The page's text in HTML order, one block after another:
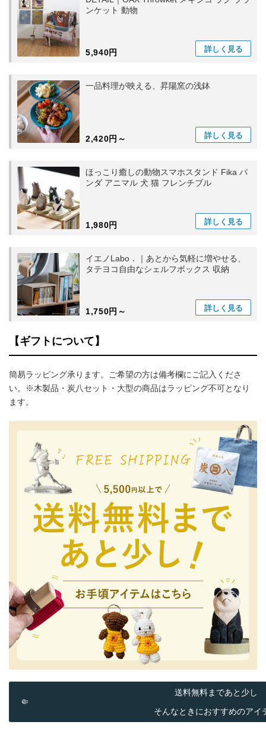
ンケット 動物
5,940円 詳しく 見る
一品料理が映える、昇陽窯の浅鉢
2,420円～ 詳しく 見る
ほっこり癒しの動物スマホスタンド Fika パ
ンダ アニマル 犬 猫 フレンチブル
1,980円 詳しく 見る
イエノLabo．｜あとから気軽に増やせる、
タテヨコ自由なシェルフボックス 収納
1,750円～ 詳しく 見る
【ギフトについて】
簡易ラッピング承ります。ご希望の方は備考欄にご記入くださ
い。※木製品・炭八セット・大型の商品はラッピング不可となり
ます。
送料無料まであと少し
そんなときにおすすめのアイ